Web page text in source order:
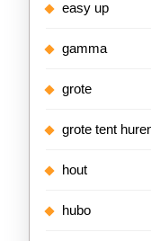
easy up
gamma
grote
grote tent
hout
hubo